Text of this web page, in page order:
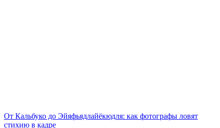
От Кальбуко до Эйяфьядлайёкюдля: как фотографы ловят
стихию в кадре